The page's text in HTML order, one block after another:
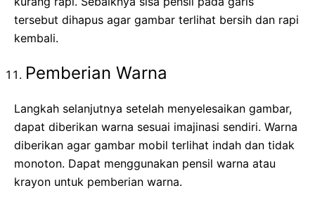
tersebut dihapus agar gambar terlihat bersih dan rapi
kembali.
Pemberian Warna
Langkah selanjutnya setelah menyelesaikan gambar,
dapat diberikan warna sesuai imajinasi sendiri. Warna
diberikan agar gambar mobil terlihat indah dan tidak
monoton. Dapat menggunakan pensil warna atau
krayon untuk pemberian warna.